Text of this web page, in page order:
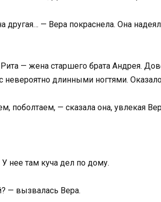
другая… — Вера покраснела. Она
— жена старшего брата Андрея.
длинными ногтями.
поболтаем, — сказала она, увлекая
нее там куча дел по дому.
— вызвалась Вера.